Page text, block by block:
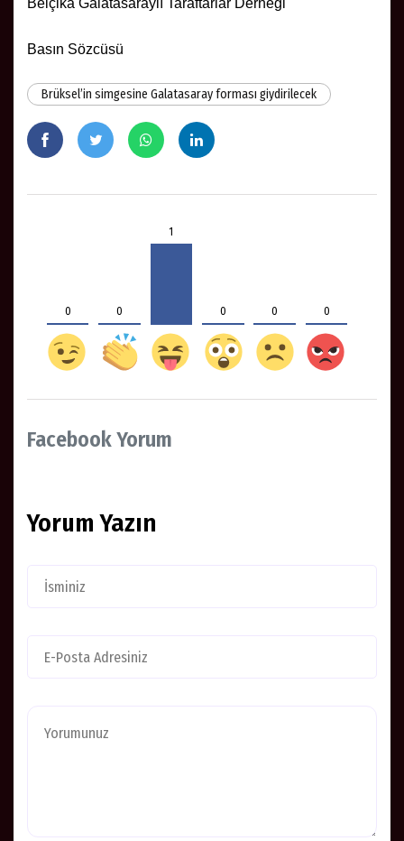
Belçika Galatasaraylı Taraftarlar Derneği
Basın Sözcüsü
Brüksel’in simgesine Galatasaray forması giydirilecek
0 0
1
0 0 0
Facebook Yorum
Yorum Yazın